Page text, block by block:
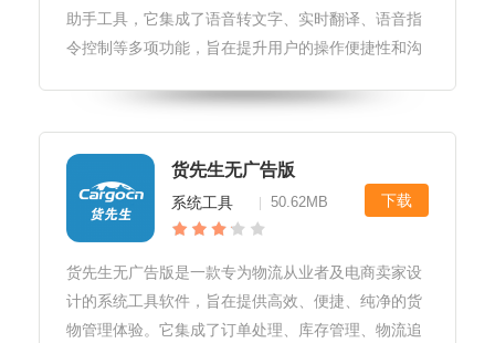
助手工具，它集成了语音转文字、实时翻译、语音指
令控制等多项功能，旨在提升用户的操作便捷性和沟
vivo听说app都能成为您得力的语音助手。vivo听说
app软
货先生无广告版
系统工具 50.62MB 下载
货先生无广告版是一款专为物流从业者及电商卖家设
计的系统工具软件，旨在提供高效、便捷、纯净的货
物管理体验。它集成了订单处理、库存管理、物流追